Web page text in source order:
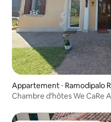
Appartement ⋅ Ramodipalo
Chambre d'hôtes We CaRe